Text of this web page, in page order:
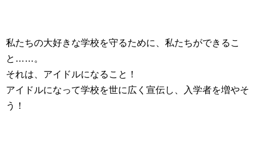
私たちの大好きな学校を守るために、私たちができるこ
と……。
それは、アイドルになること！
アイドルになって学校を世に広く宣伝し、入学者を増やそ
う！